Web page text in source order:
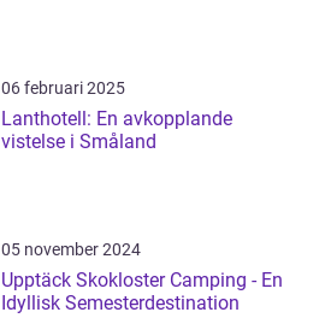
06 februari 2025
Lanthotell: En avkopplande
vistelse i Småland
05 november 2024
Upptäck Skokloster Camping - En
Idyllisk Semesterdestination